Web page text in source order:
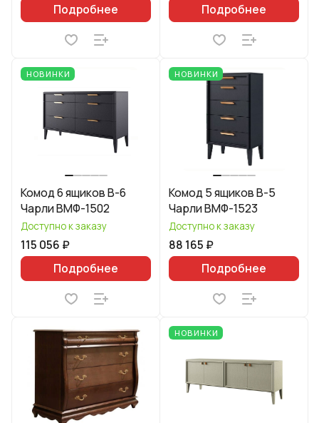
Подробнее
Подробнее
НОВИНКИ
Комод 6 ящиков В-6
Чарли ВМФ-1502
Доступно к заказу
115 056 ₽
Подробнее
НОВИНКИ
Комод 5 ящиков В-5
Чарли ВМФ-1523
Доступно к заказу
88 165 ₽
Подробнее
НОВИНКИ